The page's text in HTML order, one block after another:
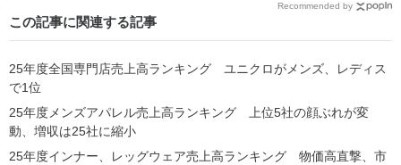
Recommended by
この記事に関連する記事
25年度全国専門店売上高ランキング ユニクロがメンズ、レディス
で1位
25年度メンズアパレル売上高ランキング 上位5社の顔ぶれが変
動、増収は25社に縮小
25年度インナー、レッグウェア売上高ランキング 物価高直撃、市